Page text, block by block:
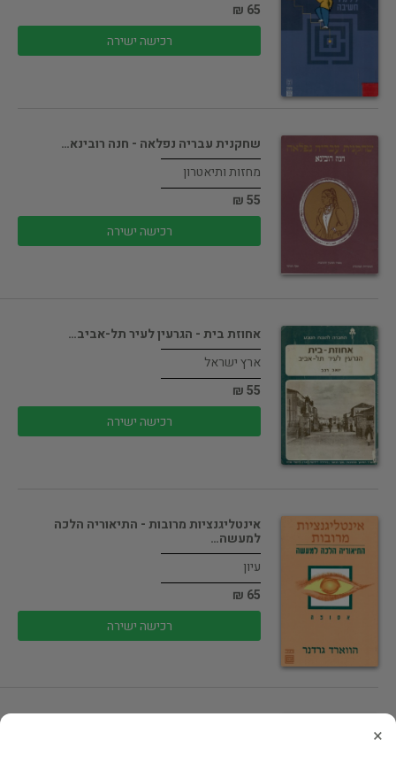
65 ₪
רכישה ישירה
שחקנית עבריה נפלאה - חנה רובינא…
מחזות ותיאטרון
55 ₪
רכישה ישירה
אחוזת בית - הגרעין לעיר תל-אביב…
ארץ ישראל
55 ₪
רכישה ישירה
אינטליגנציות מרובות - התיאוריה הלכה
למעשה…
עיון
65 ₪
רכישה ישירה
×